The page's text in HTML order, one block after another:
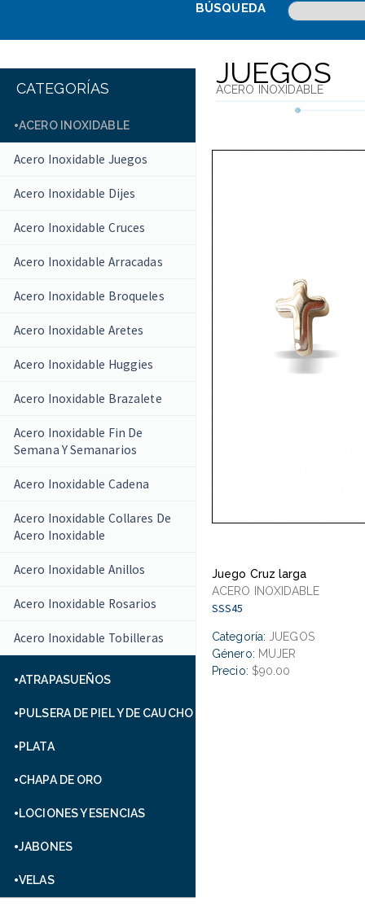
BÚSQUEDA
CATEGORÍAS
ACERO INOXIDABLE
Acero Inoxidable Juegos
Acero Inoxidable Dijes
Acero Inoxidable Cruces
Acero Inoxidable Arracadas
Acero Inoxidable Broqueles
Acero Inoxidable Aretes
Acero Inoxidable Huggies
Acero Inoxidable Brazalete
Acero Inoxidable Fin De
Semana Y Semanarios
Acero Inoxidable Cadena
Acero Inoxidable Collares De
Acero Inoxidable
Acero Inoxidable Anillos
Acero Inoxidable Rosarios
Acero Inoxidable Tobilleras
ATRAPASUEÑOS
PULSERA DE PIEL Y DE CAUCHO
PLATA
CHAPA DE ORO
LOCIONES Y ESENCIAS
JABONES
VELAS
JUEGOS
ACERO INOXIDABLE
Juego Cruz larga
ACERO INOXIDABLE
SSS45
Categoría: JUEGOS
Género: MUJER
Precio: $90.00